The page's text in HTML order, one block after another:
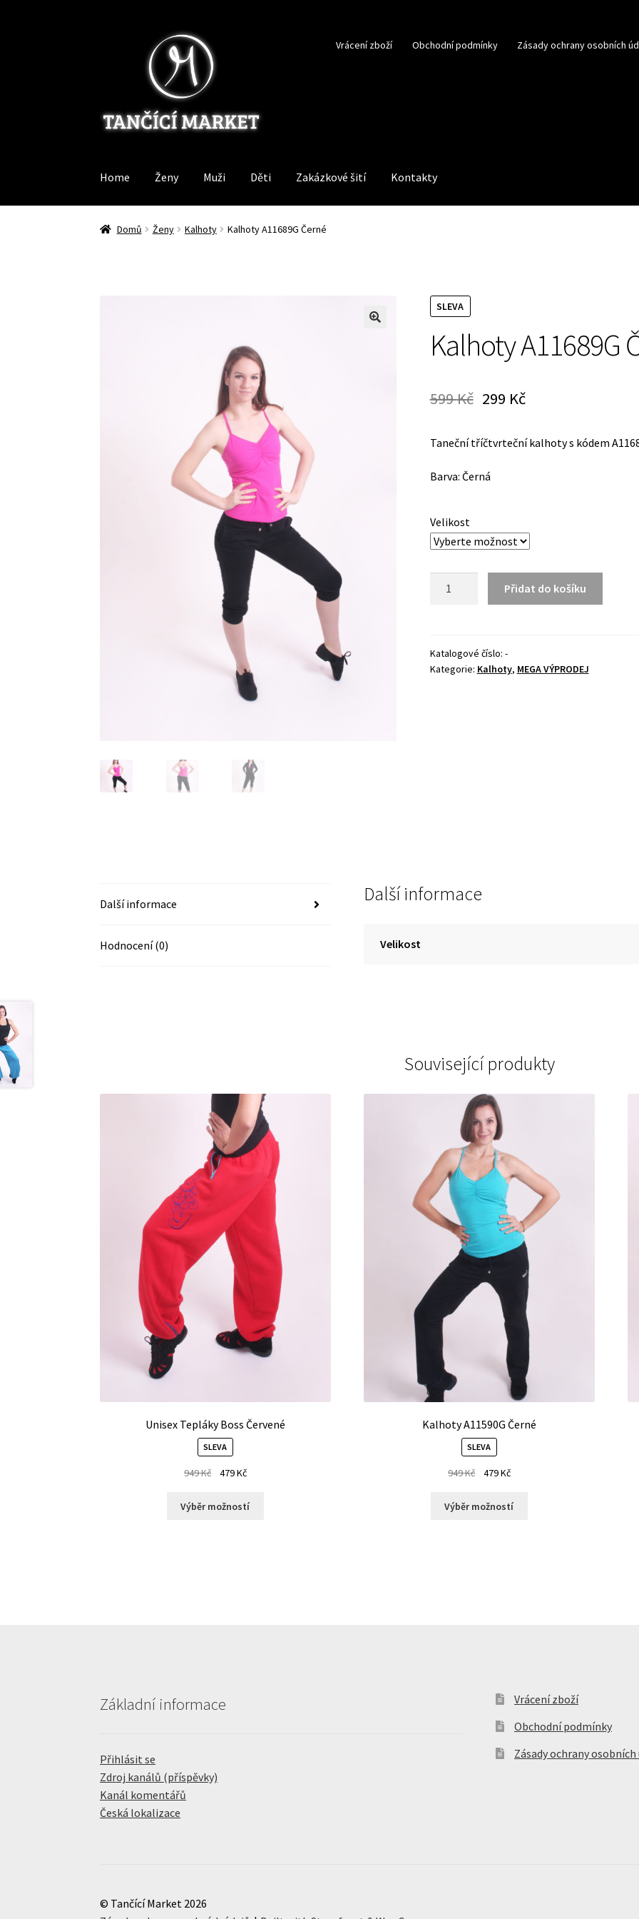
Vrácení zboží Obchodní podmínky Zásady ochrany osobních
Home Ženy Muži Děti Zakázkové šití Kontakty
Domů Ženy Kalhoty Kalhoty A11689G Černé
SLEVA
Kalhoty A11689G
599Kč 299 Kč
Taneční tříčtvrteční kalhoty s kódem
Barva: Černá
Velikost
Přidat do košíku
Katalogové číslo: -
Kategorie: Kalhoty, MEGA VÝPRODEJ
Další informace
Hodnocení (0)
Další informace
Velikost
Související produkty
Unisex Tepláky Boss Červené
SLEVA
949Kč 479Kč
Výběr možností
Kalhoty A11590G Černé
SLEVA
949Kč 479Kč
Výběr možností
Základní informace
Přihlásit se
Zdroj kanálů (příspěvky)
Kanál komentářů
Česká lokalizace
Vrácení zboží
Obchodní podmínky
Zásady ochrany osobních
© Tančící Market 2026